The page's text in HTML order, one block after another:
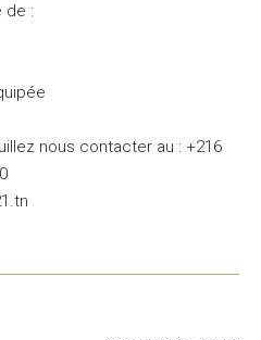
de :
nous contacter au : +216